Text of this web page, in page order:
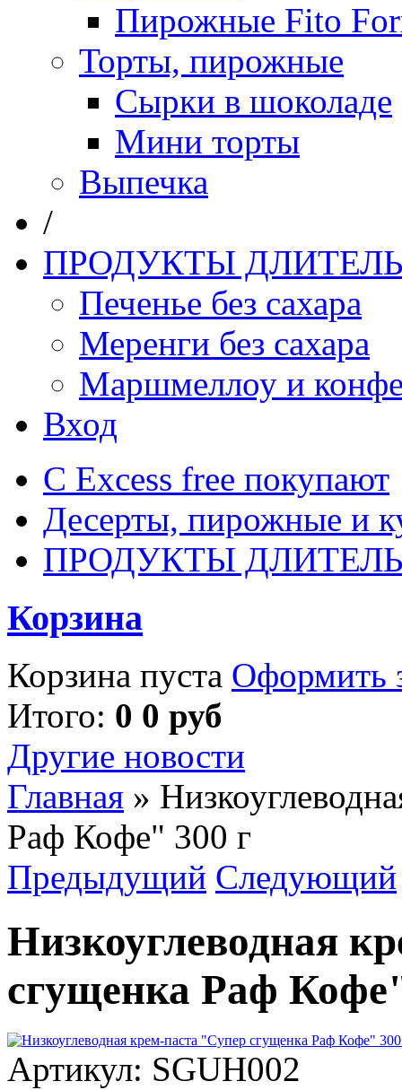
Пирожные Fito
Торты, пирожные
Сырки в шоколаде
Мини торты
Выпечка
/
ПРОДУКТЫ
Печенье без сахара
Меренги без сахара
Маршмеллоу и
Вход
С Excess free покупают
Десерты, пирожные и
ПРОДУКТЫ
Корзина
Корзина пуста Оформить
Итого: 0 0 руб
Другие новости
Главная »
Раф Кофе" 300 г
Предыдущий Следующий
Низкоуглеводная
сгущенка Раф
Артикул: SGUH002